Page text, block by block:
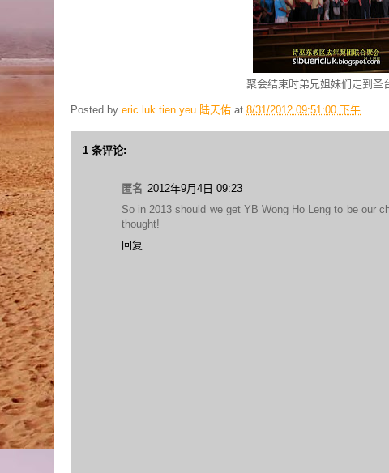
聚会结束时弟兄姐妹们走到圣
Posted by eric luk tien yeu 陆天佑 at 8/31/2012 09:51:00 下午
1 条评论:
匿名 2012年9月4日 09:23
So in 2013 should we get YB Wong Ho Leng to be our
thought!
回复